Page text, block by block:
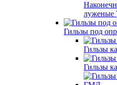
Гильзы под
Гильзы
Гильзы